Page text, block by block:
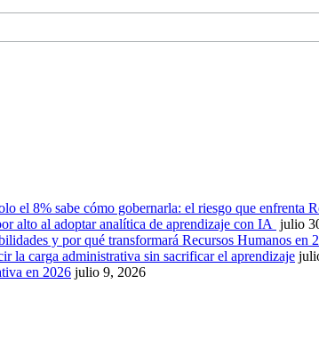
el 8% sabe cómo gobernarla: el riesgo que enfrenta
alto al adoptar analítica de aprendizaje con IA julio
y por qué transformará Recursos Humanos en
la carga administrativa sin sacrificar el aprendizaje
en 2026 julio 9, 2026